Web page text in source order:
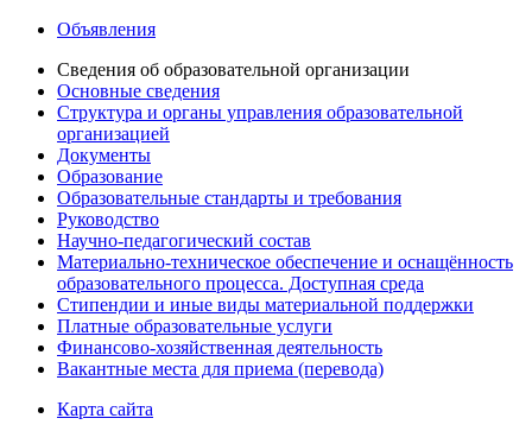
Объявления
Сведения об образовательной организации
Основные сведения
Структура и органы управления образовательной
организацией
Документы
Образование
Образовательные стандарты и требования
Руководство
Научно-педагогический состав
Материально-техническое обеспечение и оснащённость
образовательного процесса. Доступная среда
Стипендии и иные виды материальной поддержки
Платные образовательные услуги
Финансово-хозяйственная деятельность
Вакантные места для приема (перевода)
Карта сайта